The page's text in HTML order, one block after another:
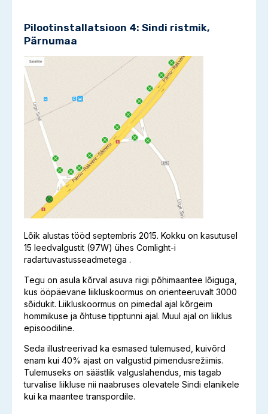
Pilootinstallatsioon 4: Sindi ristmik,
Pärnumaa
Lõik alustas tööd septembris 2015. Kokku on kasutusel
15 leedvalgustit (97W) ühes Comlight-i
radartuvastusseadmetega .
Tegu on asula kõrval asuva riigi põhimaantee lõiguga,
kus ööpäevane liikluskoormus on orienteeruvalt 3000
sõidukit. Liikluskoormus on pimedal ajal kõrgeim
hommikuse ja õhtuse tipptunni ajal. Muul ajal on liiklus
episoodiline.
Seda illustreerivad ka esmased tulemused, kuivõrd
enam kui 40% ajast on valgustid pimendusrežiimis.
Tulemuseks on säästlik valguslahendus, mis tagab
turvalise liikluse nii naabruses olevatele Sindi elanikele
kui ka maantee transpordile.